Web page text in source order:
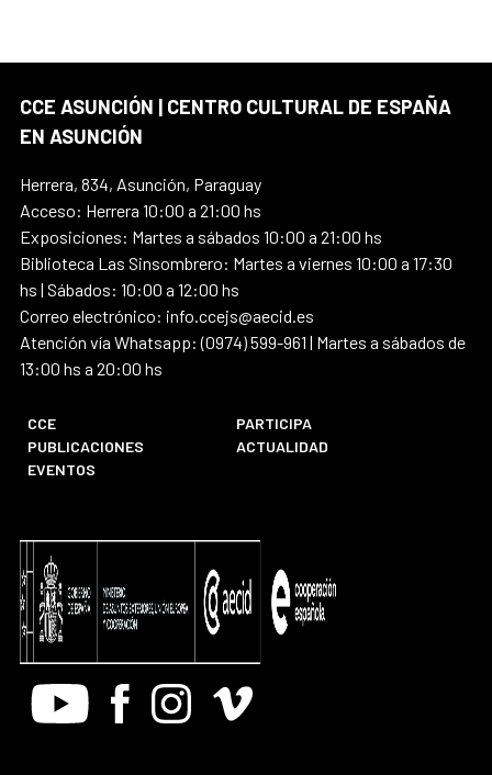
CCE ASUNCIÓN | CENTRO CULTURAL DE ESPAÑA
EN ASUNCIÓN
Herrera, 834, Asunción, Paraguay
Acceso: Herrera 10:00 a 21:00 hs
Exposiciones: Martes a sábados 10:00 a 21:00 hs
Biblioteca Las Sinsombrero: Martes a viernes 10:00 a 17:30
hs | Sábados: 10:00 a 12:00 hs
Correo electrónico: info.ccejs@aecid.es
Atención vía Whatsapp: (0974) 599-961 | Martes a sábados de
13:00 hs a 20:00 hs
CCE
PARTICIPA
PUBLICACIONES
ACTUALIDAD
EVENTOS
Youtube FacebookInstagram
Vimeo